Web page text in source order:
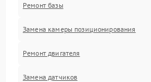
Ремонт базы
Замена камеры позиционирования
Ремонт двигателя
Замена датчиков